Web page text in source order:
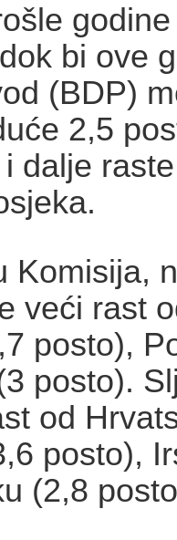
bi ove
(BDP)
2,5
dalje
Komisija,
veći rast
posto),
posto).
od
posto),
(2,8